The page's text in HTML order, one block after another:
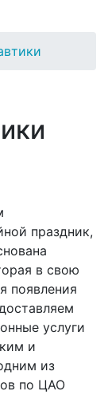
праздник,
в свою
появления
услуги
и
из
по ЦАО